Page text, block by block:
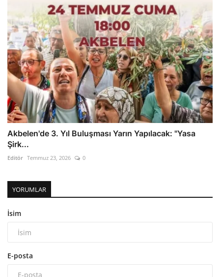
Akbelen'de 3. Yıl Buluşması Yarın Yapılacak: "Yasa
Şirk...
Editör Temmuz 23, 2026 0
YORUMLAR
İsim
E-posta